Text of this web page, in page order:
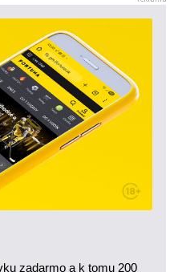
zadarmo a k tomu 200